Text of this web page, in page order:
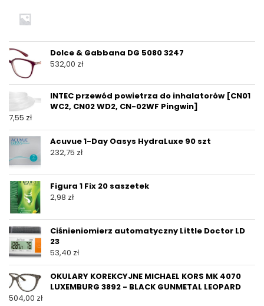
Dolce & Gabbana DG 5080 3247
532,00 zł
INTEC przewód powietrza do inhalatorów [CN01
WC2, CN02 WD2, CN-02WF Pingwin]
7,55 zł
Acuvue 1-Day Oasys HydraLuxe 90 szt
232,75 zł
Figura 1 Fix 20 saszetek
2,98 zł
Ciśnieniomierz automatyczny Little Doctor LD
23
53,40 zł
OKULARY KOREKCYJNE MICHAEL KORS MK 4070
LUXEMBURG 3892 - BLACK GUNMETAL LEOPARD
504,00 zł